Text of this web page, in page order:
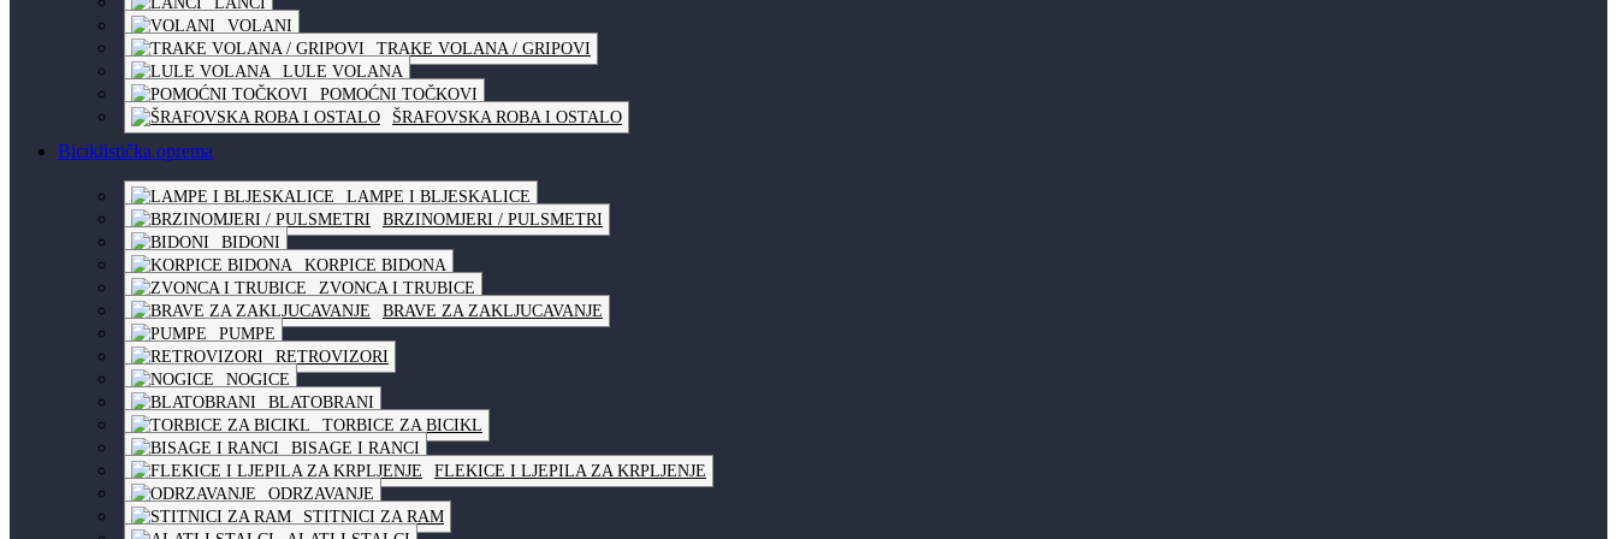
VOLANI
TRAKE VOLANA / GRIPOVI
LULE VOLANA
POMOĆNI TOČKOVI
ŠRAFOVSKA ROBA I OSTALO
Biciklistička oprema
LAMPE I BLJESKALICE
BRZINOMJERI / PULSMETRI
BIDONI
KORPICE BIDONA
ZVONCA I TRUBICE
BRAVE ZA ZAKLJUCAVANJE
PUMPE
RETROVIZORI
NOGICE
BLATOBRANI
TORBICE ZA BICIKL
BISAGE I RANCI
FLEKICE I LJEPILA ZA KRPLJENJE
ODRZAVANJE
STITNICI ZA RAM